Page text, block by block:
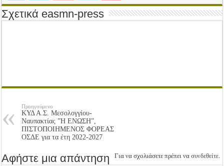
Σχετικά easmn-press
Προηγούμενο
ΚΥΔ Α.Σ. Μεσολογγίου-
Ναυπακτίας ”Η ΕΝΩΣΗ”,
ΠΙΣΤΟΠΟΙΗΜΕΝΟΣ ΦΟΡΕΑΣ
ΟΣΔΕ για τα έτη 2022-2027
Αφήστε μια απάντηση Για να σχολιάσετε πρέπει νασυνδεθείτε.